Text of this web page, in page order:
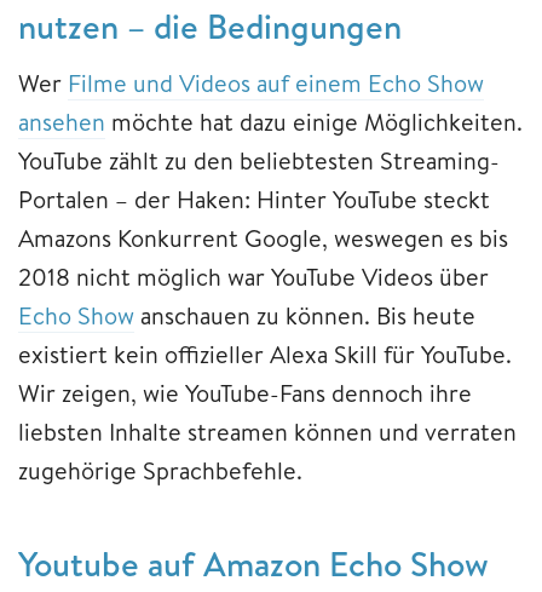
nutzen – die Bedingungen
Wer Filme und Videos auf einem Echo Show
ansehen möchte hat dazu einige Möglichkeiten.
YouTube zählt zu den beliebtesten Streaming-
Portalen – der Haken: Hinter YouTube steckt
Amazons Konkurrent Google, weswegen es bis
2018 nicht möglich war YouTube Videos über
Echo Show anschauen zu können. Bis heute
existiert kein offizieller Alexa Skill für YouTube.
Wir zeigen, wie YouTube-Fans dennoch ihre
liebsten Inhalte streamen können und verraten
zugehörige Sprachbefehle.
Youtube auf Amazon Echo Show